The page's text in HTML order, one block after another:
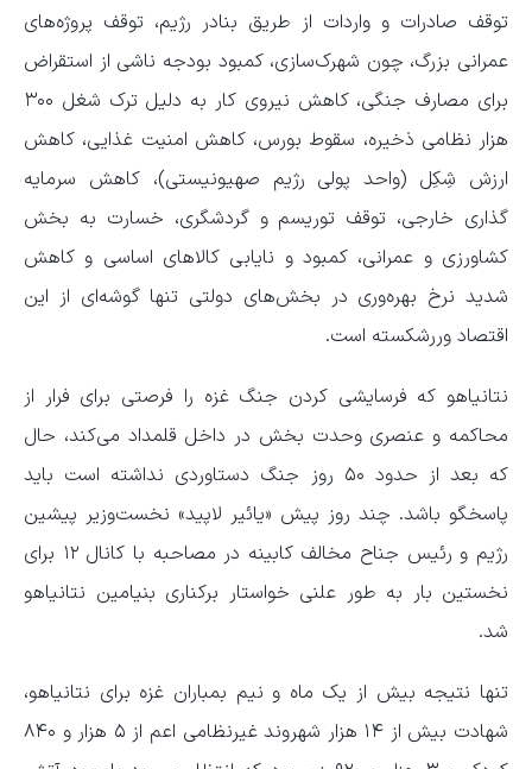
توقف صادرات و واردات از طریق بنادر رژیم، توقف پروژه‌های
عمرانی بزرگ، چون شهرک‌سازی، کمبود بودجه ناشی از استقراض
برای مصارف جنگی، کاهش نیروی کار به دلیل ترک شغل ۳۰۰
هزار نظامی ذخیره، سقوط بورس، کاهش امنیت غذایی، کاهش
ارزش شِکِل (واحد پولی رژیم صهیونیستی)، کاهش سرمایه
گذاری خارجی، توقف توریسم و گردشگری، خسارت به بخش
کشاورزی و عمرانی، کمبود و نایابی کالا‌های اساسی و کاهش
شدید نرخ بهره‌وری در بخش‌های دولتی تنها گوشه‌ای از این
اقتصاد وررشکسته است.
نتانیاهو که فرسایشی کردن جنگ غزه را فرصتی برای فرار از
محاکمه و عنصری وحدت بخش در داخل قلمداد می‌کند، حال
که بعد از حدود ۵۰ روز جنگ دستاوردی نداشته است باید
پاسخگو باشد. چند روز پیش «یائیر لاپید» نخست‌وزیر پیشین
رژیم و رئیس جناح مخالف کابینه در مصاحبه با کانال ۱۲ برای
نخستین بار به طور علنی خواستار برکناری بنیامین نتانیاهو
شد.
تنها نتیجه بیش از یک ماه و نیم بمباران غزه برای نتانیاهو،
شهادت بیش از ۱۴ هزار شهروند غیرنظامی اعم از ۵ هزار و ۸۴۰